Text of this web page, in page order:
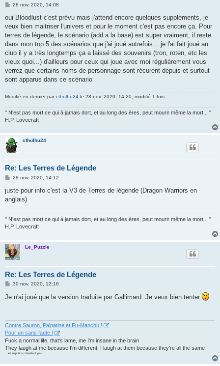
M
s
a
g
28 nov. 2020, 14:08
oui Bloodlust c'est prévu mais j'attend encore quelques suppléments, je
veux bien maitriser l'univers et pour le moment c'est pas encore ça. Pour
terres de légende, le scénario (add a la base) est super vraiment, il reste
dans mon top 5 des scénarios que j'ai joué autrefois... je l'ai fait joué au
club il y a très longtemps ça a laissé des souvenirs (tron, roten, etc les
vieux quoi...) d'ailleurs pour ceux qui joue avec moi régulièrement vous
verrez que certains noms de personnage sont récurent depuis et surtout
sont apparus dans ce scénario
Modifié en dernier parcthulhu24 le 28 nov. 2020, 14:20, modifié 1 fois.
" N'est pas mort ce qui à jamais dort, et au long des ères, peut mourir même la mort... "
H.P. Lovecraft
cthulhu24
Re: Les Terres de Légende
M
s
a
28 nov. 2020, 14:12
juste pour info c'est la V3 de Terres de légende (Dragon Warriors en
anglais)
" N'est pas mort ce qui à jamais dort, et au long des ères, peut mourir même la mort... "
H.P. Lovecraft
Le_Puzzle
Re: Les Terres de Légende
M
s
s
30 nov. 2020, 12:16
Je n'ai joué que la version traduite par Gallimard. Je veux bien tenter .
Contre Sauron, Palpatine et Fu-Manchu !
Pour un sans faute !
Fuck a normal life, that's lame, me I'm insane in the brain
They laugh at me because I'm different, I laugh at them because they're all the same
...les nephilims n'existent pas...